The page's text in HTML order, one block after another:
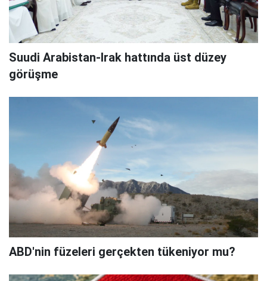
Suudi Arabistan-Irak hattında üst düzey
görüşme
ABD'nin füzeleri gerçekten tükeniyor mu?